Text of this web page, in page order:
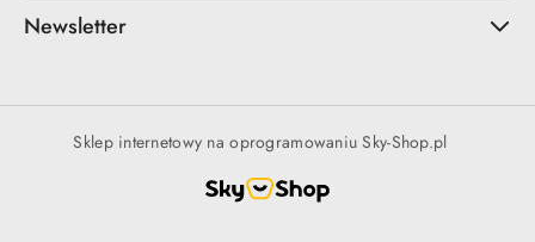
Newsletter
Sklep internetowy na oprogramowaniu Sky-Shop.pl